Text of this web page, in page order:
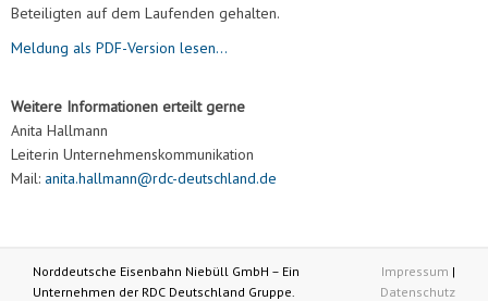
Beteiligten auf dem Laufenden gehalten.
Meldung als PDF-Version lesen...
Weitere Informationen erteilt gerne
Anita Hallmann
Leiterin Unternehmenskommunikation
Mail: anita.hallmann@rdc-deutschland.de
Norddeutsche Eisenbahn Niebüll GmbH – Ein
Unternehmen der RDC Deutschland Gruppe.
Impressum |
Datenschutz